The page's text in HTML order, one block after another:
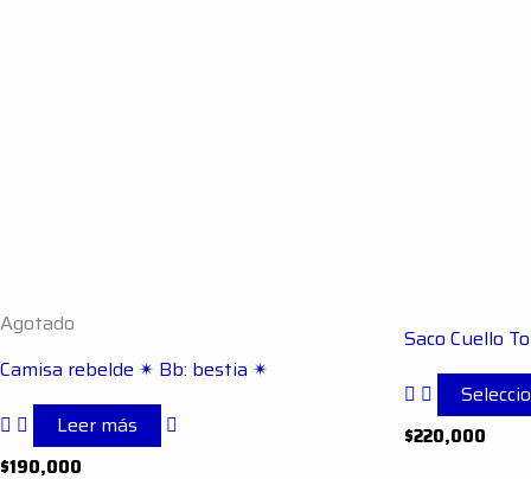
Agotado
Camisa rebelde ✴︎ Bb: bestia ✴︎
Leer más
$190,000
Saco Cuello
$220,000